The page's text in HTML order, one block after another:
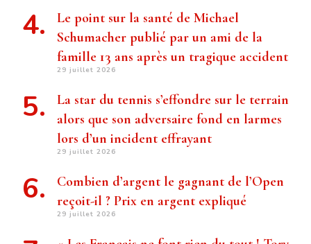
Le point sur la santé de Michael
Schumacher publié par un ami de la
famille 13 ans après un tragique accident
29 juillet 2026
La star du tennis s’effondre sur le terrain
alors que son adversaire fond en larmes
lors d’un incident effrayant
29 juillet 2026
Combien d’argent le gagnant de l’Open
reçoit-il ? Prix ​​en argent expliqué
29 juillet 2026